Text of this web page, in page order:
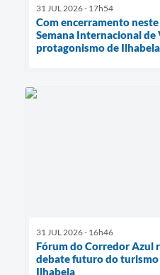
31 JUL 2026 - 17h54
Com encerramento neste
Semana Internacional de
protagonismo de
31 JUL 2026 - 16h46
Fórum do Corredor Azul
debate futuro do
Ilhabela